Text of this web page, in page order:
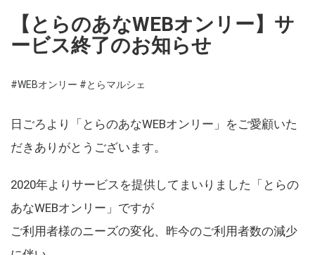
【とらのあなWEBオンリー】サ
ービス終了のお知らせ
#WEBオンリー #とらマルシェ
日ごろより「とらのあなWEBオンリー」をご愛顧いた
だきありがとうございます。
2020年よりサービスを提供してまいりました「とらの
あなWEBオンリー」ですが
ご利用者様のニーズの変化、昨今のご利用者数の減少